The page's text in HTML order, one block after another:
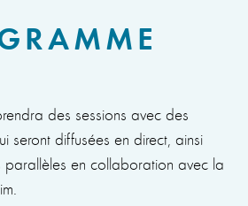
des sessions avec des
seront diffusées en direct, ainsi
parallèles en collaboration avec la